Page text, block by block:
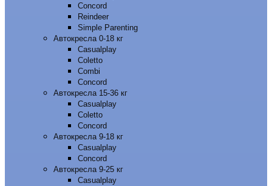
Concord
Reindeer
Simple Parenting
Автокресла 0-18 кг
Casualplay
Coletto
Combi
Concord
Автокресла 15-36 кг
Casualplay
Coletto
Concord
Автокресла 9-18 кг
Casualplay
Concord
Автокресла 9-25 кг
Casualplay